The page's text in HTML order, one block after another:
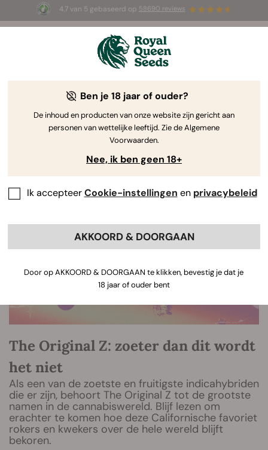
4.7 van 5 gebaseerd op 58690 reviews
3 White Widow Auto zaadjesGRATIS voor de
The RQS Blog
Cannabis Lifestyle Blogs
The Original Z: zoeter dan dit wordt
het niet
Als een van de zoetste en fruitigste indicahybriden
die er zijn, behoort The Original Z tot de grootste
namen in de cannabiswereld. Blijf lezen om
erachter te komen hoe deze Californische favoriet
rokers en kwekers over de hele wereld blijft
bekoren.
Ben je 18 jaar of ouder?
De inhoud en producten van onze website zijn gericht aan
personen van wettelijke leeftijd. Zie de Algemene
Voorwaarden.
Nee, ik ben geen 18+
Ik accepteerCookie-instellingen en privacybeleid
AKKOORD & DOORGAAN
Door op AKKOORD & DOORGAAN te klikken, bevestig je dat je
18 jaar of ouder bent